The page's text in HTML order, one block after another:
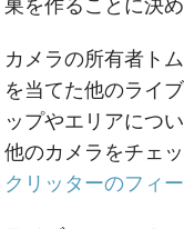
巣を作ることに決め
カメラの所有者ト
を当てた他のライ
ップやエリアにつ
他のカメラをチェッ
クリッターのフィ